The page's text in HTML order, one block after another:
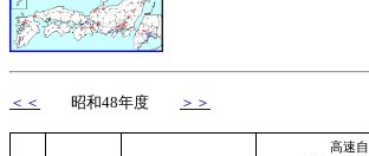
＜＜ 昭和48年度 ＞＞
高速